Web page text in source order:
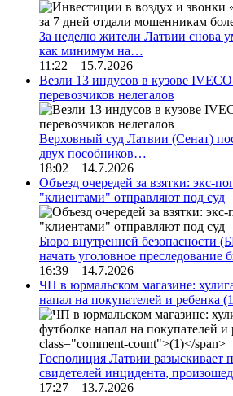
За неделю жители Латвии снова
как минимум на…
11:22 15.7.2026
Везли 13 индусов в кузове
перевозчиков нелегалов
Верховный суд Латвии (Сенат)
двух пособников…
18:02 14.7.2026
Объезд очередей за взятки: экс-
"клиентами" отправляют под суд
Бюро внутренней безопасности
начать уголовное
16:39 14.7.2026
ЧП в юрмальском магазине:
напал на покупателей и ребенка
Госполиция Латвии разыскивает
свидетелей инцидента,
17:27 13.7.2026